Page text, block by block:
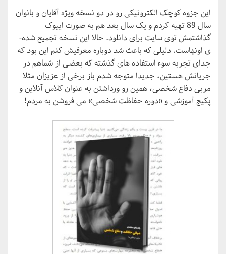
این جزوه کوچک الکترونیکی رو در دو نسخه ویژه آقایان و بانوان
سال 89 تهیه کردم و یک سال بعد هم به ­صورت ای­بوک
گذاشتمش توی سایت برای دانلود. حالا این نسخه تجمیع شده­
ی اونهاست. دلیلی که باعث شد دوباره معرفیش کنم این بود که
جدای تجربه­ سوء استفاده­ های گذشته که بعضی از شماهم در
جریانش هستین، جدیدا متوجه شدم باز برخی از عزیزان مثلا
مربی دفاع شخصی، همین رو ورداشتن به­ عنوان کلاس آنلاین و
پکیج آموزشی و «دوره حفاظت شخصی» می فروشن به مردم!